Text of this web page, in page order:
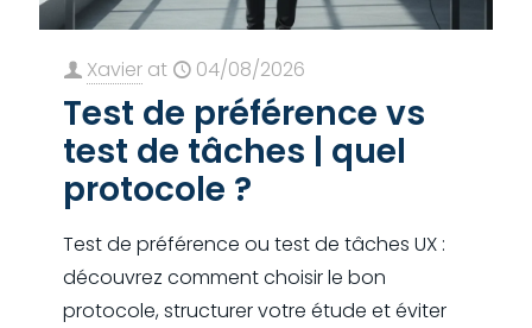
Xavier at 04/08/2026
Test de préférence vs
test de tâches | quel
protocole ?
Test de préférence ou test de tâches UX :
découvrez comment choisir le bon
protocole, structurer votre étude et éviter